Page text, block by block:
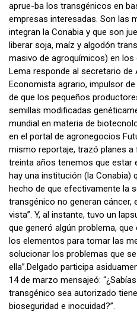
aprue-ba los transgénicos en
empresas interesadas. Son las
integran la Conabia y que son
liberar soja, maíz y algodón
masivo de agroquímicos) en
Lema responde al secretario de
Economista agrario, impulsor
de que los pequeños
semillas modificadas
mundial en materia de
en el portal de agronegocios
mismo reportaje, trazó planes a
treinta años tenemos que estar
hay una institución (la Conabia)
hecho de que efectivamente la
transgénico no generan cáncer,
vista”. Y, al instante, tuvo un
que generó algún problema,
los elementos para tomar las
solucionar los problemas que
ella”.Delgado participa
14 de marzo mensajeó:
transgénico sea autorizado
bioseguridad e inocuidad?”.